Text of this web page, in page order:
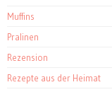
Muffins
Pralinen
Rezension
Rezepte aus der Heimat